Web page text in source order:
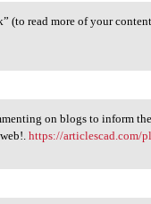
(to read more of your
on blogs to inform
https://articlescad.com/